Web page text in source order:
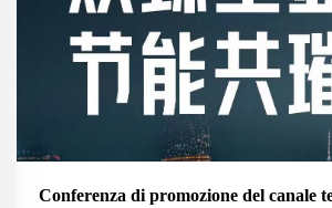
Conferenza di promozione del canale